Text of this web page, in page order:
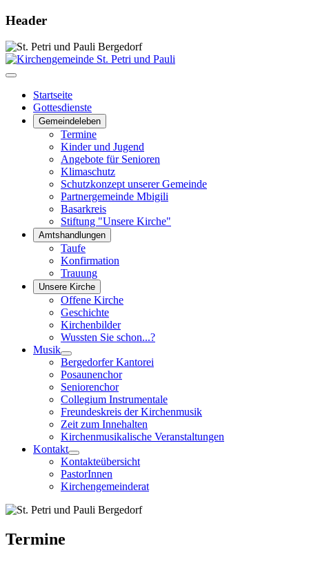
Header
Startseite
Gottesdienste
Gemeindeleben
Termine
Kinder und Jugend
Angebote für Senioren
Klimaschutz
Schutzkonzept unserer Gemeinde
Partnergemeinde Mbigili
Basarkreis
Stiftung "Unsere Kirche"
Amtshandlungen
Taufe
Konfirmation
Trauung
Unsere Kirche
Offene Kirche
Geschichte
Kirchenbilder
Wussten Sie schon...?
Musik
Bergedorfer Kantorei
Posaunenchor
Seniorenchor
Collegium Instrumentale
Freundeskreis der Kirchenmusik
Zeit zum Innehalten
Kirchenmusikalische Veranstaltungen
Kontakt
Kontakteübersicht
PastorInnen
Kirchengemeinderat
Termine